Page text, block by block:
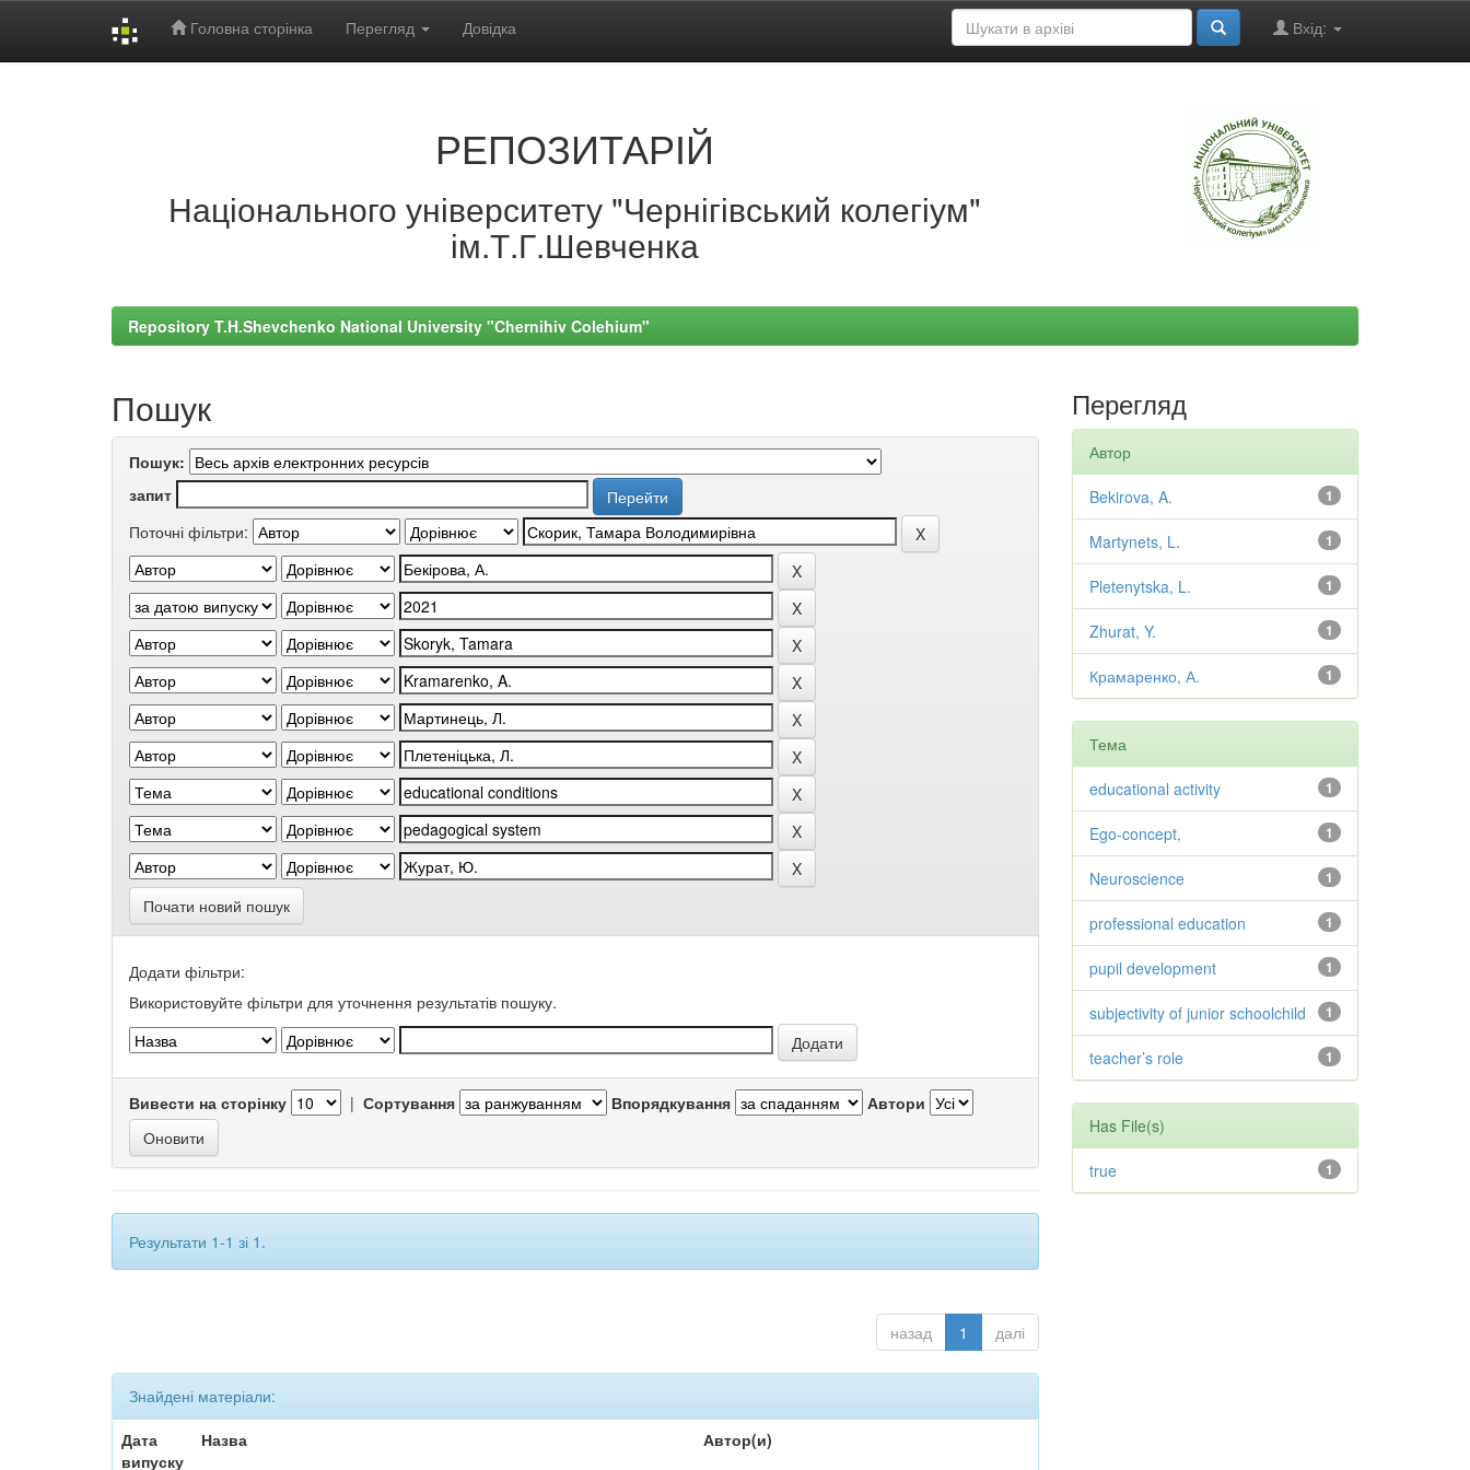
Головна сторінка Перегляд Довідка Вхід:
РЕПОЗИТАРІЙ
Національного університету "Чернігівський колегіум"
ім.Т.Г.Шевченка
Repository T.H.Shevchenko National University "Chernihiv Colehium"
Пошук
Пошук:
запит
Поточні фільтри:
Почати новий пошук
Додати фільтри:
Використовуйте фільтри для уточнення результатів пошуку.
Вивести на сторінку | Сортування Впорядкування Автори
Результати 1-1 зі 1.
назад 1 далі
Знайдені матеріали:
Дата
випуску
Назва Автор(и)
Перегляд
Автор
1
Bekirova, A.
1
Martynets, L.
1
Pletenytska, L.
1
Zhurat, Y.
1
Крамаренко, А.
Тема
1
educational activity
1
Ego-concept,
1
Neuroscience
1
professional education
1
pupil development
1
subjectivity of junior schoolchild
1
teacher’s role
Has File(s)
1
true